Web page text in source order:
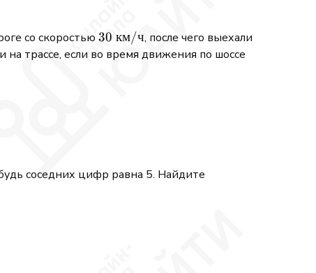
со скоростью 30\
\mathrm{км/
30 км/ч, после чего выехали
трассе, если во время движения по шоссе
соседних цифр равна 5. Найдите
y = -x^2 - 3x + 6.